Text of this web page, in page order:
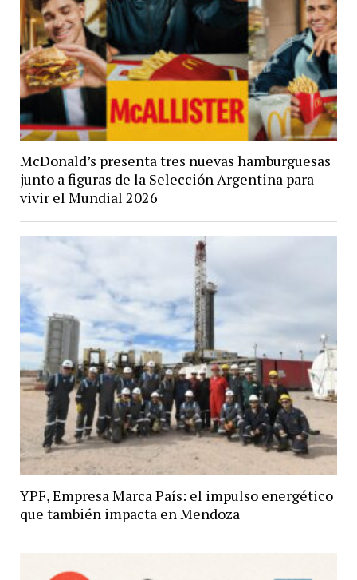
McDonald’s presenta tres nuevas hamburguesas
junto a figuras de la Selección Argentina para
vivir el Mundial 2026
YPF, Empresa Marca País: el impulso energético
que también impacta en Mendoza